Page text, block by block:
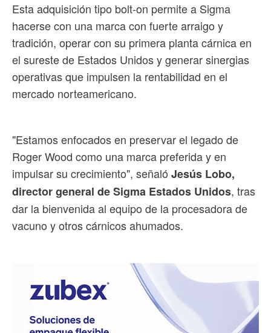
Esta adquisición tipo bolt-on permite a Sigma
hacerse con una marca con fuerte arraigo y
tradición, operar con su primera planta cárnica en
el sureste de Estados Unidos y generar sinergias
operativas que impulsen la rentabilidad en el
mercado norteamericano.
"Estamos enfocados en preservar el legado de
Roger Wood como una marca preferida y en
impulsar su crecimiento", señaló Jesús Lobo,
director general de Sigma Estados Unidos, tras
dar la bienvenida al equipo de la procesadora de
vacuno y otros cárnicos ahumados.